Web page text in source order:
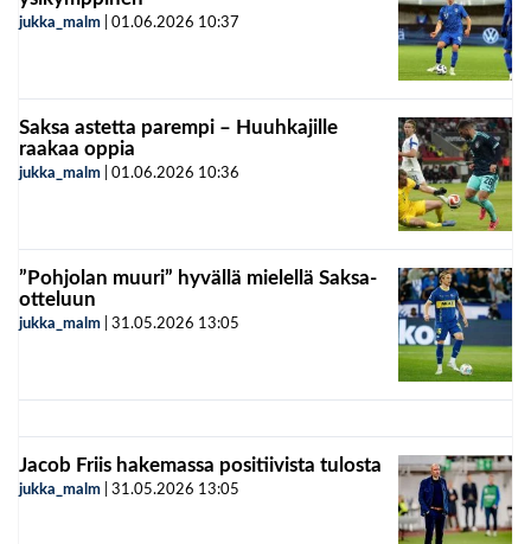
jukka_malm 01.06.2026 10:37
Saksa astetta parempi – Huuhkajille
raakaa oppia
jukka_malm 01.06.2026 10:36
”Pohjolan muuri” hyvällä mielellä Saksa-
otteluun
jukka_malm 31.05.2026 13:05
Jacob Friis hakemassa positiivista tulosta
jukka_malm 31.05.2026 13:05